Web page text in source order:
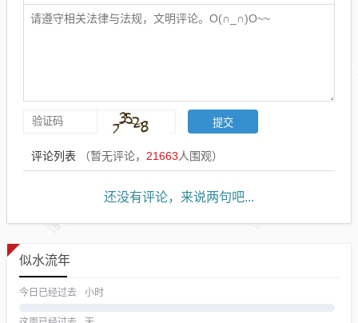
评论列表 （暂无评论， 21663人围观）
还没有评论，来说两句吧...
似水流年
今日已经过去 小时